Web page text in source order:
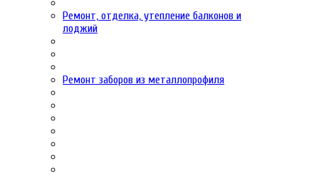
Ремонт, отделка, утепление балконов и
лоджий
Ремонт заборов из металлопрофиля